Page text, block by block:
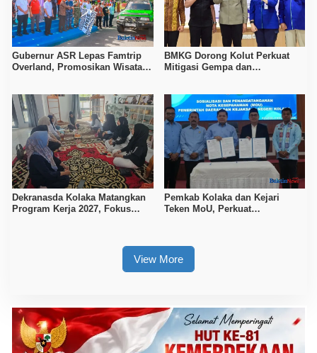
Gubernur ASR Lepas Famtrip
Overland, Promosikan Wisata
BMKG Dorong Kolut Perkuat
Mitigasi Gempa dan
Dekranasda Kolaka Matangkan
Program Kerja 2027, Fokus
Pemkab Kolaka dan Kejari
Teken MoU, Perkuat
View More